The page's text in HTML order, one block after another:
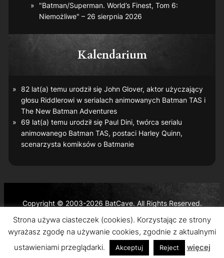
"Batman/Superman. World’s Finest, Tom 6:
Niemożliwe" – 26 sierpnia 2026
Kalendarium
82 lat(a) temu urodził się John Glover, aktor użyczający
głosu Riddlerowi w serialach animowanych Batman TAS i
The New Batman Adventures
69 lat(a) temu urodził się Paul Dini, twórca serialu
animowanego Batman TAS, postaci Harley Quinn,
scenarzysta komiksów o Batmanie
Copyright © 2003-2026 BatCave. All Rights Reserved.
Batman and all related characters and elements are the
trademarks of © DC Comics and Warner Bros. Entertainment
Inc.
Strona używa ciasteczek (cookies). Korzystając ze strony
wyrażasz zgodę na używanie cookies, zgodnie z aktualnymi
ustawieniami przeglądarki.
Akceptuj Reject więcej